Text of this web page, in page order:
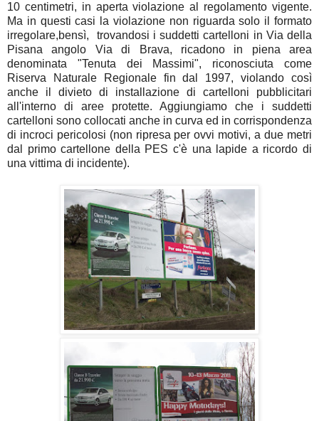
10 centimetri, in aperta violazione al regolamento vigente.
Ma in questi casi la violazione non riguarda solo il formato
irregolare,bensì, trovandosi i suddetti cartelloni in Via della
Pisana angolo Via di Brava, ricadono in piena area
denominata "Tenuta dei Massimi", riconosciuta come
Riserva Naturale Regionale fin dal 1997, violando così
anche il divieto di installazione di cartelloni pubblicitari
all'interno di aree protette. Aggiungiamo che i suddetti
cartelloni sono collocati anche in curva ed in corrispondenza
di incroci pericolosi (non ripresa per ovvi motivi, a due metri
dal primo cartellone della PES c'è una lapide a ricordo di
una vittima di incidente).